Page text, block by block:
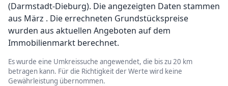
(Darmstadt-Dieburg). Die angezeigten Daten stammen
aus März . Die errechneten Grundstückspreise
wurden aus aktuellen Angeboten auf dem
Immobilienmarkt berechnet.
Es wurde eine Umkreissuche angewendet, die bis zu 20 km
betragen kann. Für die Richtigkeit der Werte wird keine
Gewährleistung übernommen.